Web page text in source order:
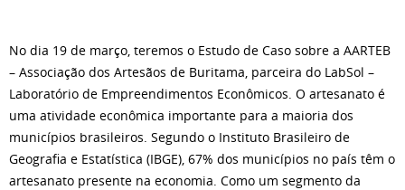
No dia 19 de março, teremos o Estudo de Caso sobre a AARTEB
– Associação dos Artesãos de Buritama, parceira do LabSol –
Laboratório de Empreendimentos Econômicos. O artesanato é
uma atividade econômica importante para a maioria dos
municípios brasileiros. Segundo o Instituto Brasileiro de
Geografia e Estatística (IBGE), 67% dos municípios no país têm o
artesanato presente na economia. Como um segmento da